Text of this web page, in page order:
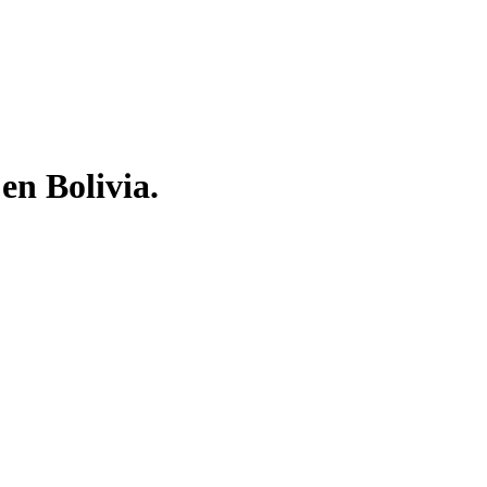
Bolivia.